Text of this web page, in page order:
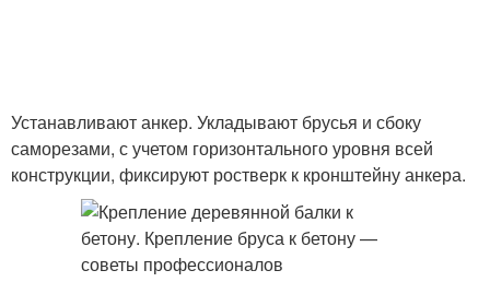
Устанавливают анкер. Укладывают брусья и сбоку
саморезами, с учетом горизонтального уровня всей
конструкции, фиксируют ростверк к кронштейну анкера.